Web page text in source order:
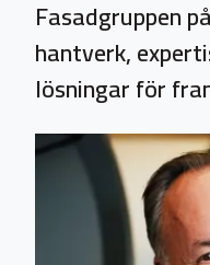
Fasadgruppen
hantverk,
lösningar för